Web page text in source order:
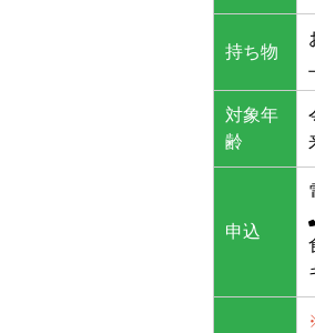
持ち物
対象年
齢
申込